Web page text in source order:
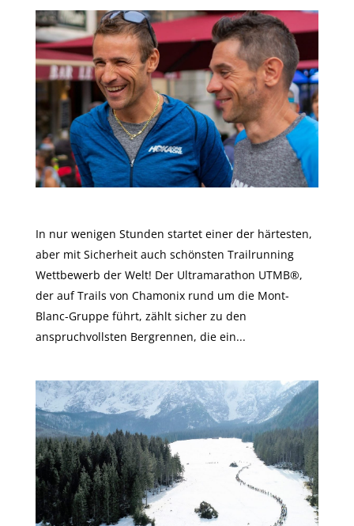
In nur wenigen Stunden startet einer der härtesten,
aber mit Sicherheit auch schönsten Trailrunning
Wettbewerb der Welt! Der Ultramarathon UTMB®,
der auf Trails von Chamonix rund um die Mont-
Blanc-Gruppe führt, zählt sicher zu den
anspruchvollsten Bergrennen, die ein...